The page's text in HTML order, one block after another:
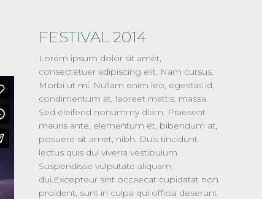
FESTIVAL 2014
Lorem ipsum dolor sit amet,
consectetuer adipiscing elit. Nam cursus.
Morbi ut mi. Nullam enim leo, egestas id,
condimentum at, laoreet mattis, massa.
Sed eleifend nonummy diam. Praesent
mauris ante, elementum et, bibendum at,
posuere sit amet, nibh. Duis tincidunt
lectus quis dui viverra vestibulum.
Suspendisse vulputate aliquam
dui.Excepteur sint occaecat cupidatat non
proident, sunt in culpa qui officia deserunt